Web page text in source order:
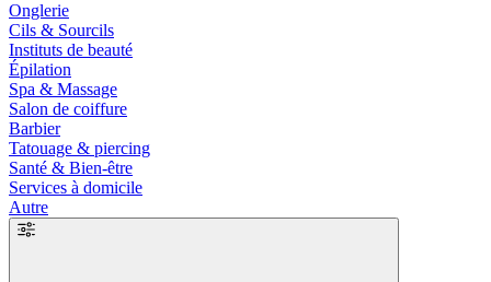
Onglerie
Cils & Sourcils
Instituts de beauté
Épilation
Spa & Massage
Salon de coiffure
Barbier
Tatouage & piercing
Santé & Bien-être
Services à domicile
Autre